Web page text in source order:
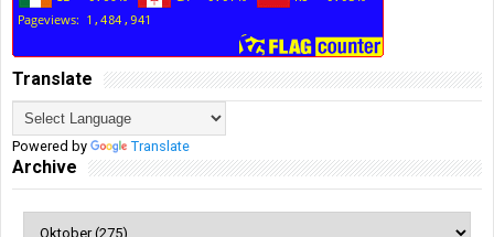
Translate
Powered by Translate
Archive